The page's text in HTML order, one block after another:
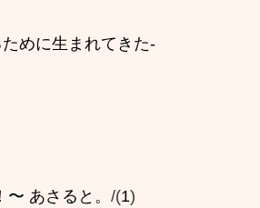
めに生まれてきた-
あさると。 /(1)